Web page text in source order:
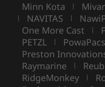
Minn Kota |
| NAVITAS |
One More Cast |
PETZL | PowaPacs
Preston
Raymarine |
RidgeMonkey |